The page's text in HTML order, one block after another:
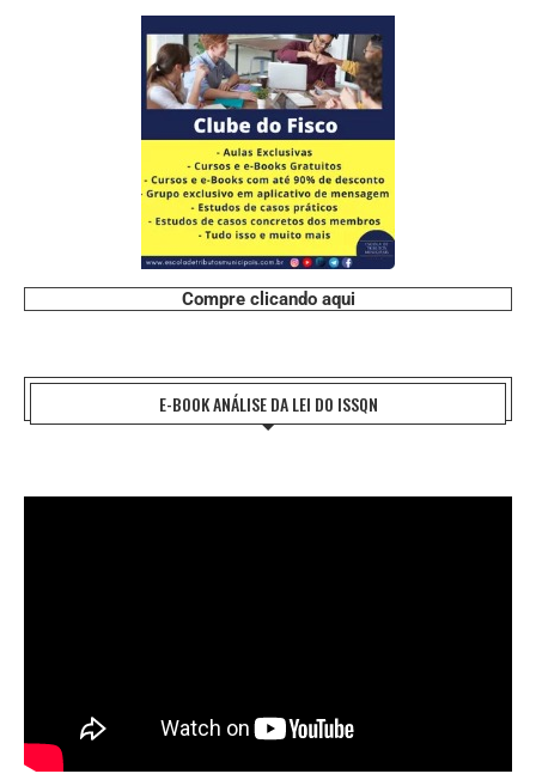
Compre clicando aqui
E-BOOK ANÁLISE DA LEI DO ISSQN